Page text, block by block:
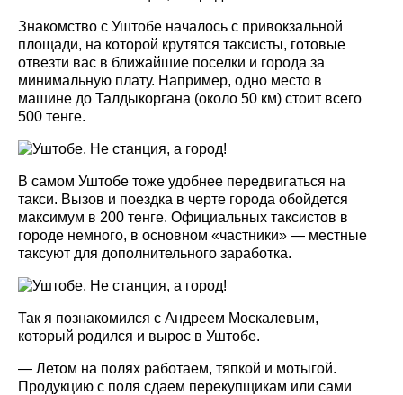
Знакомство с Уштобе началось с привокзальной
площади, на которой крутятся таксисты, готовые
отвезти вас в ближайшие поселки и города за
минимальную плату. Например, одно место в
машине до Талдыкоргана (около 50 км) стоит всего
500 тенге.
В самом Уштобе тоже удобнее передвигаться на
такси. Вызов и поездка в черте города обойдется
максимум в 200 тенге. Официальных таксистов в
городе немного, в основном «частники» — местные
таксуют для дополнительного заработка.
Так я познакомился с Андреем Москалевым,
который родился и вырос в Уштобе.
— Летом на полях работаем, тяпкой и мотыгой.
Продукцию с поля сдаем перекупщикам или сами